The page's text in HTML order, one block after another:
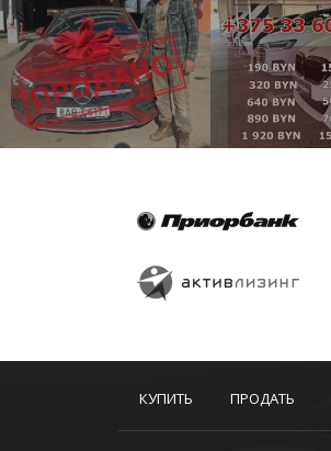
КУПИТЬ ПРОДАТЬ